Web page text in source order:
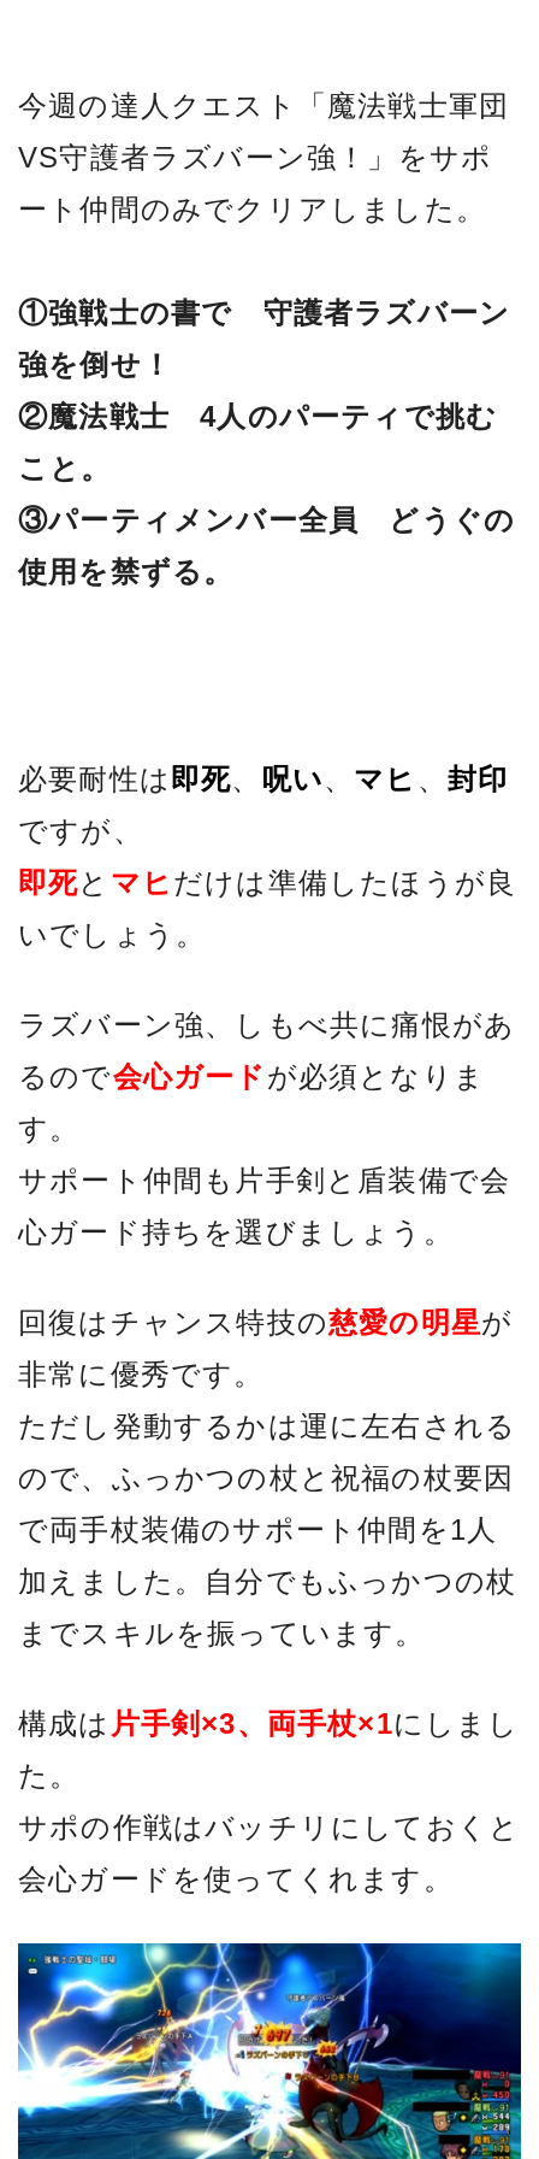
今週の達人クエスト「魔法戦士軍団
VS守護者ラズバーン強！」をサポ
ート仲間のみでクリアしました。
①強戦士の書で 守護者ラズバーン
強を倒せ！
②魔法戦士 4人のパーティで挑む
こと。
③パーティメンバー全員 どうぐの
使用を禁ずる。
必要耐性は即死、 呪い、 マヒ 、 封印
ですが、
即死と マヒ だけは準備したほうが良
いでしょう。
ラズバーン強、しもべ共に痛恨があ
るので会心ガード が必須となりま
す。
サポート仲間も片手剣と盾装備で会
心ガード持ちを選びましょう。
回復はチャンス特技の慈愛の明星が
非常に優秀です。
ただし発動するかは運に左右される
ので、ふっかつの杖と祝福の杖要因
で両手杖装備のサポート仲間を1人
加えました。自分でもふっかつの杖
までスキルを振っています。
構成は 片手剣×3、両手杖×1にしまし
た。
サポの作戦はバッチリにしておくと
会心ガードを使ってくれます。